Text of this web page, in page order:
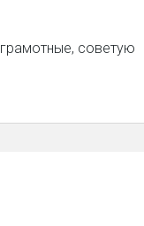
советую